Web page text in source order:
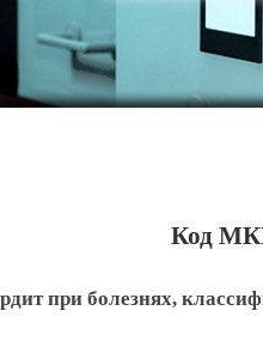
Код
при болезнях,